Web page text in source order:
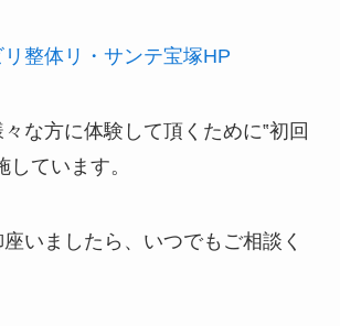
整体リ・サンテ宝塚HP
な方に体験して頂くために‟初回
しています。
いましたら、いつでもご相談く